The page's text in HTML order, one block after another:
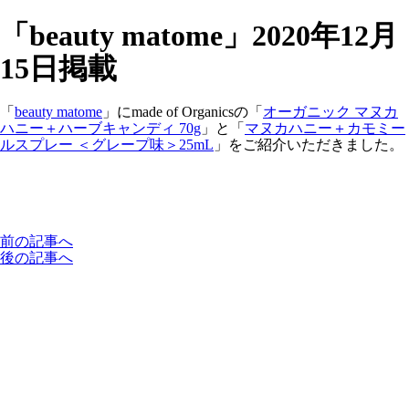
「beauty matome」2020年12月
15日掲載
「 beauty matome 」にmade of Organicsの「 オーガニック マヌカ
ハニー＋ハーブキャンディ 70g 」と「 マヌカハニー＋カモミー
ルスプレー ＜グレープ味＞25mL 」をご紹介いただきました。
前の記事へ
後の記事へ